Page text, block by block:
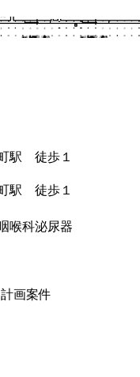
駅 徒歩１
駅 徒歩１
喉科泌尿器
画案件